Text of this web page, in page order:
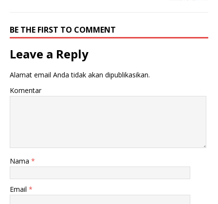
BE THE FIRST TO COMMENT
Leave a Reply
Alamat email Anda tidak akan dipublikasikan.
Komentar
Nama *
Email *